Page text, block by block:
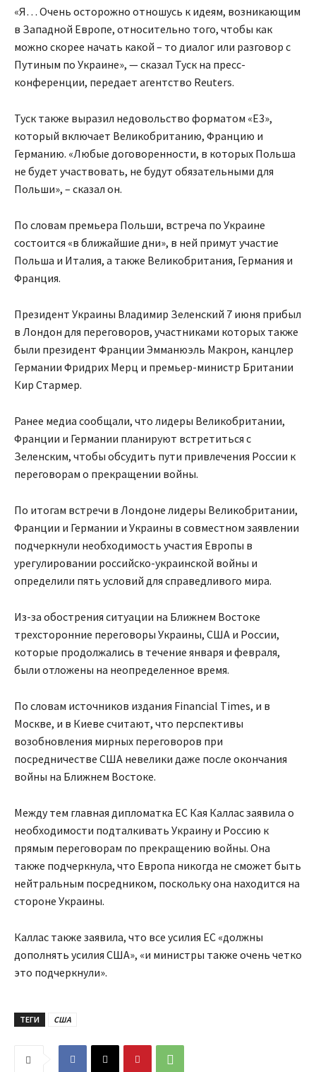
«Я… Очень осторожно отношусь к идеям, возникающим
в Западной Европе, относительно того, чтобы как
можно скорее начать какой – то диалог или разговор с
Путиным по Украине», — сказал Туск на пресс-
конференции, передает агентство Reuters.
Туск также выразил недовольство форматом «E3»,
который включает Великобританию, Францию и
Германию. «Любые договоренности, в которых Польша
не будет участвовать, не будут обязательными для
Польши», – сказал он.
По словам премьера Польши, встреча по Украине
состоится «в ближайшие дни», в ней примут участие
Польша и Италия, а также Великобритания, Германия и
Франция.
Президент Украины Владимир Зеленский 7 июня прибыл
в Лондон для переговоров, участниками которых также
были президент Франции Эмманюэль Макрон, канцлер
Германии Фридрих Мерц и премьер-министр Британии
Кир Стармер.
Ранее медиа сообщали, что лидеры Великобритании,
Франции и Германии планируют встретиться с
Зеленским, чтобы обсудить пути привлечения России к
переговорам о прекращении войны.
По итогам встречи в Лондоне лидеры Великобритании,
Франции и Германии и Украины в совместном заявлении
подчеркнули необходимость участия Европы в
урегулировании российско-украинской войны и
определили пять условий для справедливого мира.
Из-за обострения ситуации на Ближнем Востоке
трехсторонние переговоры Украины, США и России,
которые продолжались в течение января и февраля,
были отложены на неопределенное время.
По словам источников издания Financial Times, и в
Москве, и в Киеве считают, что перспективы
возобновления мирных переговоров при
посредничестве США невелики даже после окончания
войны на Ближнем Востоке.
Между тем главная дипломатка ЕС Кая Каллас заявила о
необходимости подталкивать Украину и Россию к
прямым переговорам по прекращению войны. Она
также подчеркнула, что Европа никогда не сможет быть
нейтральным посредником, поскольку она находится на
стороне Украины.
Каллас также заявила, что все усилия ЕС «должны
дополнять усилия США», «и министры также очень четко
это подчеркнули».
ТЕГИ США